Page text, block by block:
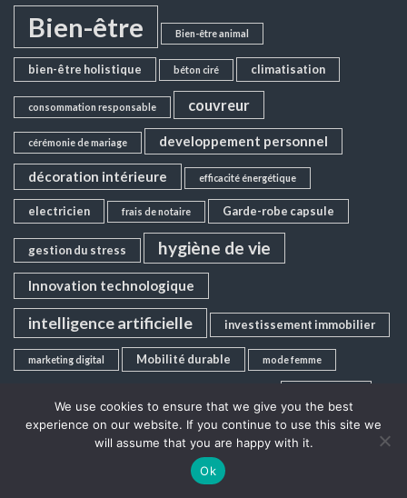
Bien-être Bien-être animal
bien-être holistique béton ciré climatisation
consommation responsable couvreur
cérémonie de mariage developpement personnel
décoration intérieure efficacité énergétique
electricien frais de notaire Garde-robe capsule
gestion du stress hygiène de vie
Innovation technologique
intelligence artificielle investissement immobilier
marketing digital Mobilité durable mode femme
Pleine conscience plomberie plombier
restaurant
We use cookies to ensure that we give you the best
experience on our website. If you continue to use this site we
will assume that you are happy with it.
Ok